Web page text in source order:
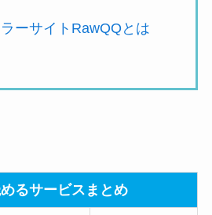
ーサイトRawQQとは
るサービスまとめ